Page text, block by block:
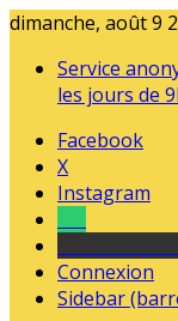
dimanche, août 9
Service
les jours de
Facebook
X
Instagram
Connexion
Sidebar